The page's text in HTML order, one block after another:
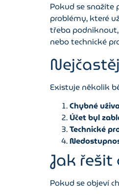
Pokud se
problémy, které
třeba
nebo technické
Existuje několik
Chybné
Účet byl
Technické
Jak řešit
Pokud se objeví